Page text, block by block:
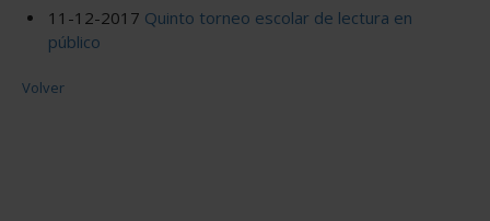
11-12-2017 Quinto torneo escolar de lectura en
público
Volver